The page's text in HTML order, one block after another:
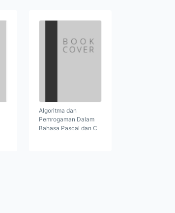
Algoritma dan
Pemrogaman Dalam
Bahasa Pascal dan C